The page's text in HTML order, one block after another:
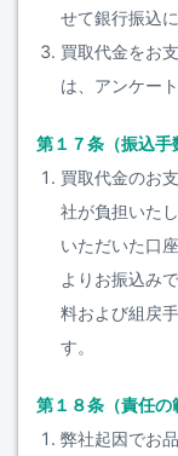
せて銀行振込
買取代金をお
は、アンケー
第１７条（振込手
買取代金のお
社が負担いた
いただいた口
よりお振込み
料および組戻
す。
第１８条（責任の
弊社起因でお